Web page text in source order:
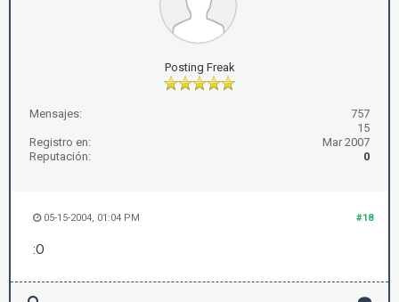
Posting Freak
Mensajes:
757
15
Registro en:
Mar 2007
Reputación:
0
#18
05-15-2004, 01:04 PM
:O